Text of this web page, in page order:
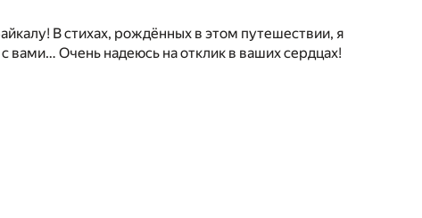
В стихах, рождённых в этом путешествии, я
вами… Очень надеюсь на отклик в ваших сердцах!